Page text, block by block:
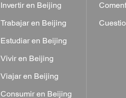
Invertir en Beijing
Trabajar en Beijing
Estudiar en Beijing
Vivir en Beijing
Viajar en Beijing
Consumir en Beijing